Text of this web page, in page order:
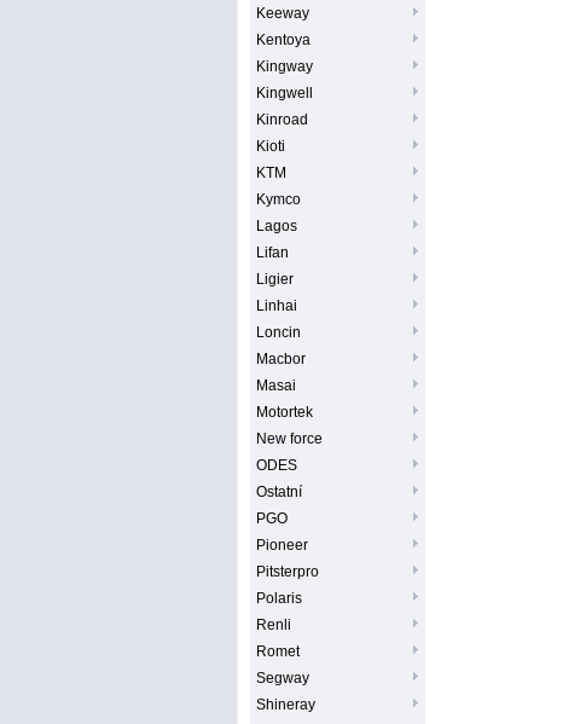
Keeway
Kentoya
Kingway
Kingwell
Kinroad
Kioti
KTM
Kymco
Lagos
Lifan
Ligier
Linhai
Loncin
Macbor
Masai
Motortek
New force
ODES
Ostatní
PGO
Pioneer
Pitsterpro
Polaris
Renli
Romet
Segway
Shineray